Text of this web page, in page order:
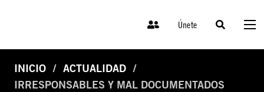
Únete
INICIO
ACTUALIDAD
IRRESPONSABLES Y MAL DOCUMENTADOS